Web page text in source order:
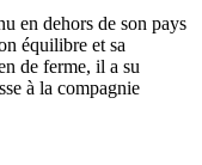
en dehors de son pays
équilibre et sa
de ferme, il a su
à la compagnie